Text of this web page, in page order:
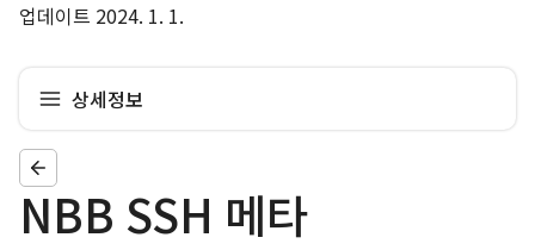
업데이트 2024. 1. 1.
상세정보
NBB SSH 메타